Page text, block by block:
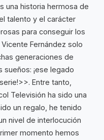
una historia hermosa de
talento y el carácter
para conseguir los
Fernández solo
generaciones de
¡ese legado
Entre tanto,
Televisión ha sido una
un regalo, he tenido
nivel de interlocución
momento hemos